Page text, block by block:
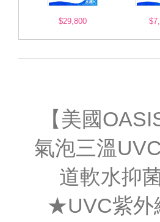
$29,800
【美國
氣泡三溫
道軟水抑
★UVC紫外